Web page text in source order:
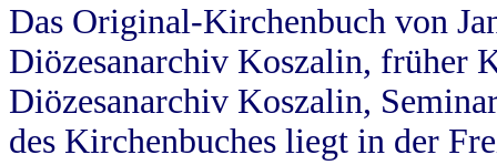
Das Original-Kirchenbuch von
Diözesanarchiv Koszalin, früher
Diözesanarchiv Koszalin,
des Kirchenbuches liegt in der